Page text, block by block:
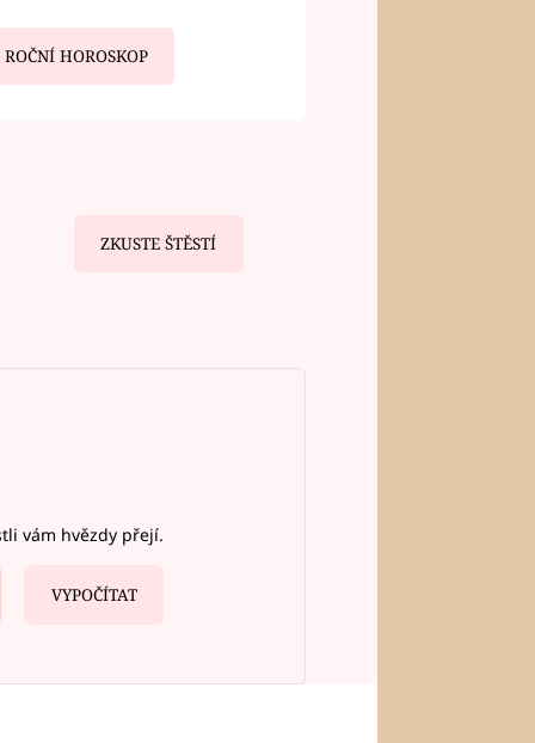
ROČNÍ HOROSKOP
ZKUSTE ŠTĚSTÍ
vám hvězdy přejí.
VYPOČÍTAT